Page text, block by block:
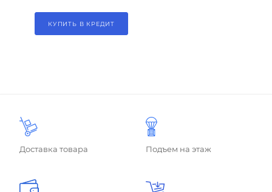
КУПИТЬ В КРЕДИТ
Доставка товара Подъем на этаж